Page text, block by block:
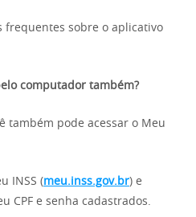
frequentes sobre o aplicativo
computador também?
também pode acessar o Meu
INSS (meu.inss.gov.br) e
CPF e senha cadastrados.